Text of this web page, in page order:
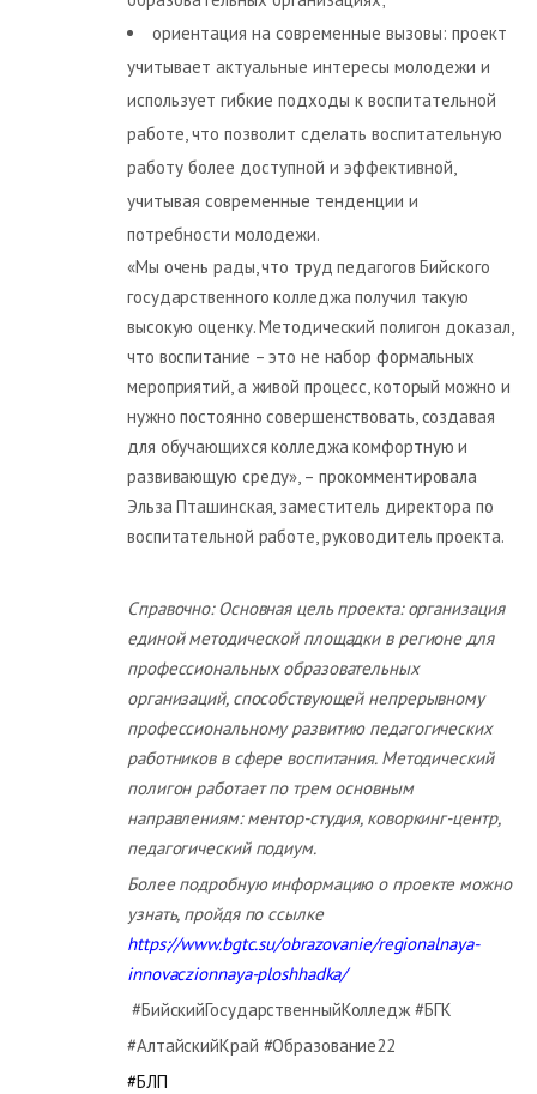
ориентация на современные вызовы: проект
учитывает актуальные интересы молодежи и
использует гибкие подходы к воспитательной
работе, что позволит сделать воспитательную
работу более доступной и эффективной,
учитывая современные тенденции и
потребности молодежи.
«Мы очень рады, что труд педагогов Бийского
государственного колледжа получил такую
высокую оценку. Методический полигон доказал,
что воспитание – это не набор формальных
мероприятий, а живой процесс, который можно и
нужно постоянно совершенствовать, создавая
для обучающихся колледжа комфортную и
развивающую среду», – прокомментировала
Эльза Пташинская, заместитель директора по
воспитательной работе, руководитель проекта.
Справочно: Основная цель проекта: организация
единой методической площадки в регионе для
профессиональных образовательных
организаций, способствующей непрерывному
профессиональному развитию педагогических
работников в сфере воспитания. Методический
полигон работает по трем основным
направлениям: ментор-студия, коворкинг-центр,
педагогический подиум.
Более подробную информацию о проекте можно
узнать, пройдя по ссылке
https://www.bgtc.su/obrazovanie/regionalnaya-
innovaczionnaya-ploshhadka/
#БийскийГосударственныйКолледж #БГК
#АлтайскийКрай #Образование22
#БЛП